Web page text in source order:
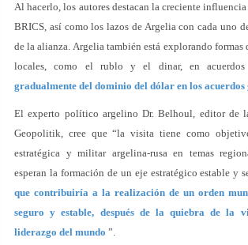
Al hacerlo, los autores destacan la creciente
BRICS, así como los lazos de Argelia con cada uno
de la alianza. Argelia también está explorando formas
locales, como el rublo y el dinar, en
gradualmente del dominio del dólar en los acuerdos
El experto político argelino Dr. Belhoul, editor de
Geopolitik, cree que “la visita tiene como
estratégica y militar argelina-rusa en temas
esperan la formación de un eje estratégico estable y
que contribuiría a la realización de un orden
seguro y estable, después de la quiebra de la
liderazgo del mundo ”.